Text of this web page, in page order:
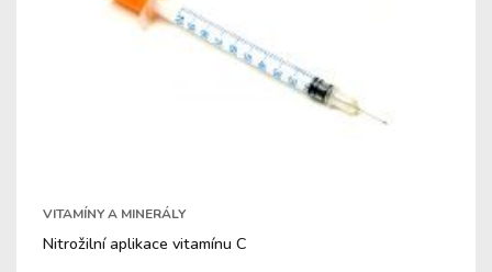
VITAMÍNY A MINERÁLY
Nitrožilní aplikace vitamínu C